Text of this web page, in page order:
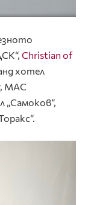
Christian of
хотел
MAC
„Самоков“,